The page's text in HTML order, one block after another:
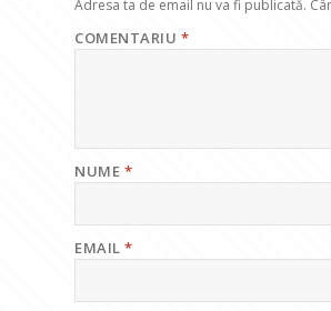
Adresa ta de email nu va fi publicată.
COMENTARIU *
NUME *
EMAIL*